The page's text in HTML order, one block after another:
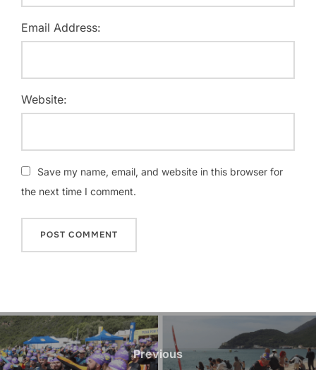
Email Address:
Website:
Save my name, email, and website in this browser for
the next time I comment.
Navegação
de
Previous
Previous